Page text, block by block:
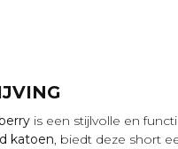
is een stijlvolle en
katoen, biedt deze short